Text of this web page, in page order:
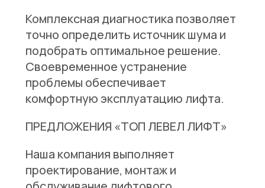
Комплексная диагностика позволяет
точно определить источник шума и
подобрать оптимальное решение.
Своевременное устранение
проблемы обеспечивает
комфортную эксплуатацию лифта.
ПРЕДЛОЖЕНИЯ «ТОП ЛЕВЕЛ ЛИФТ»
Наша компания выполняет
проектирование, монтаж и